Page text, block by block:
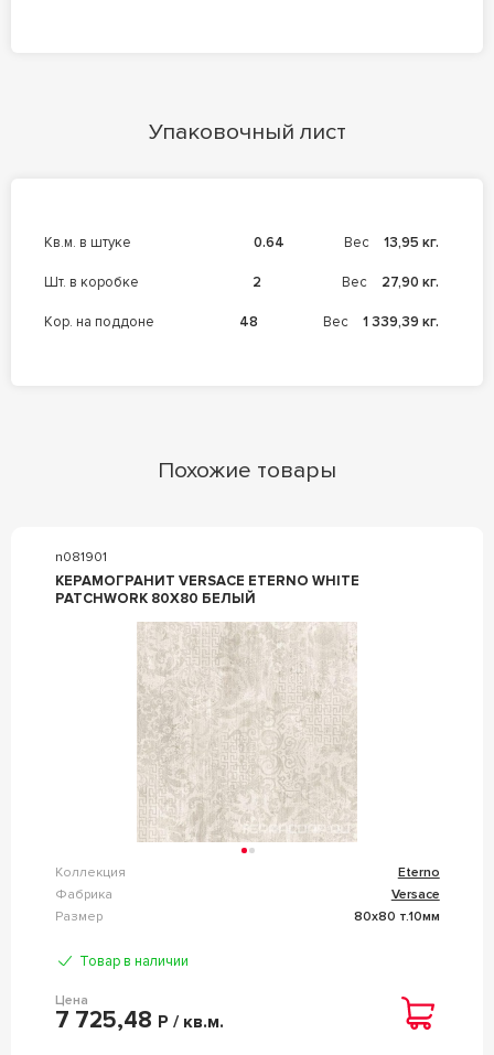
Упаковочный лист
кв.м. в штуке 0.64 Вес 13,95 кг.
шт. в коробке 2 Вес 27,90 кг.
кор. на поддоне 48 Вес 1 339,39 кг.
Похожие товары
n081901
КЕРАМОГРАНИТ VERSACE ETERNO WHITE
PATCHWORK 80X80 БЕЛЫЙ
Коллекция
Eterno
Фабрика
Versace
Размер
80x80 т.10мм
Товар в наличии
Цена
7 725,48 Р / кв.м.